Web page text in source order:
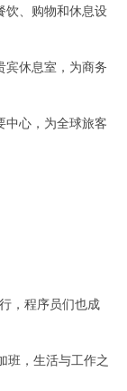
、购物和休息设
休息室，为商务
心，为全球旅客
，程序员们也成
，生活与工作之